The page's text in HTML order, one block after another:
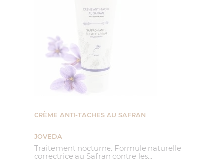
CRÈME ANTI-TACHES AU SAFRAN
JOVEDA
Traitement nocturne. Formule naturelle
correctrice au Safran contre les...